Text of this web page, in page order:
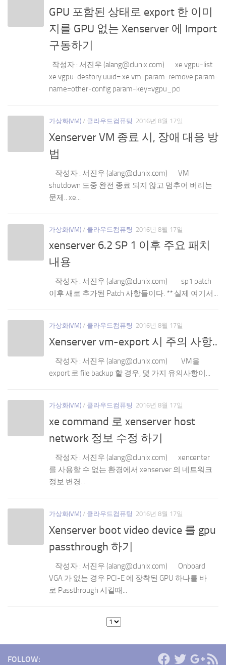
GPU 포함된 상태로 export 한 이미
지를 GPU 없는 Xenserver 에 Import
구동하기
작성자 : 서진우 (alang@clunix.com) xe vgpu-list
xe vgpu-destory uuid= xe vm-param-remove param-
name=other-config param-key=vgpu_pci
가상화(VM) / 클라우드컴퓨팅 2016년 8월 17일
Xenserver VM 종료 시, 장애 대응 방
법
작성자 : 서진우 (alang@clunix.com) VM
shutdown 도중 완전 종료 되지 않고 멈추어 버리는
문제.. xe...
가상화(VM) / 클라우드컴퓨팅 2016년 8월 17일
xenserver 6.2 SP 1 이후 주요 패치
내용
작성자 : 서진우 (alang@clunix.com) sp1 patch
이후 새로 추가된 Patch 사항들이다. ** 실제 여기서...
가상화(VM) / 클라우드컴퓨팅 2016년 8월 17일
Xenserver vm-export 시 주의 사항..
작성자 : 서진우 (alang@clunix.com) VM을
export 로 file backup 할 경우, 몇 가지 유의사항이...
가상화(VM) / 클라우드컴퓨팅 2016년 8월 17일
xe command 로 xenserver host
network 정보 수정 하기
작성자 : 서진우 (alang@clunix.com) xencenter
를 사용할 수 없는 환경에서 xenserver 의 네트워크
정보 변경...
가상화(VM) / 클라우드컴퓨팅 2016년 8월 17일
Xenserver boot video device 를 gpu
passthrough 하기
작성자 : 서진우 (alang@clunix.com) Onboard
VGA 가 없는 경우 PCI-E 에 장착된 GPU 하나를 바
로 Passthrough 시킬때...
FOLLOW: